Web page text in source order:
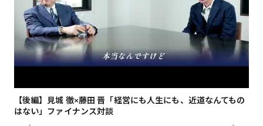
【後編】見城 徹×藤田 晋「経営にも人生にも、近道なんてもの
はない」ファイナンス対談